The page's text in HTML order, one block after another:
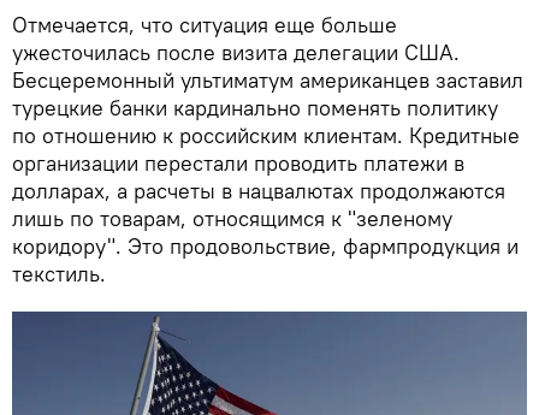
Отмечается, что ситуация еще больше
ужесточилась после визита делегации США.
Бесцеремонный ультиматум американцев заставил
турецкие банки кардинально поменять политику
по отношению к российским клиентам. Кредитные
организации перестали проводить платежи в
долларах, а расчеты в нацвалютах продолжаются
лишь по товарам, относящимся к "зеленому
коридору". Это продовольствие, фармпродукция и
текстиль.